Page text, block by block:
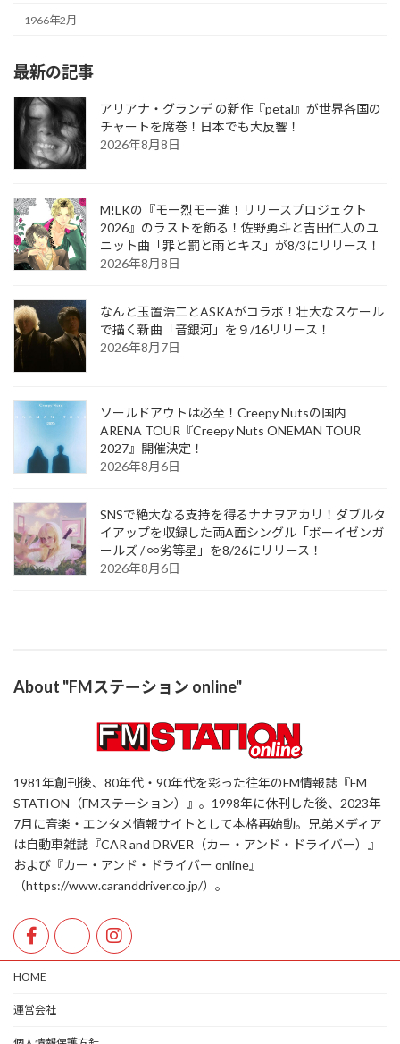
1966年2月
最新の記事
アリアナ・グランデ の新作『petal』が世界各国の
チャートを席巻！日本でも大反響！
2026年8月8日
M!LKの『モー烈モー進！リリースプロジェクト
2026』のラストを飾る！佐野勇斗と吉田仁人のユ
ニット曲「罪と罰と雨とキス」が8/3にリリース！
2026年8月8日
なんと玉置浩二とASKAがコラボ！壮大なスケール
で描く新曲「音銀河」を９/16リリース！
2026年8月7日
ソールドアウトは必至！Creepy Nutsの国内
ARENA TOUR『Creepy Nuts ONEMAN TOUR
2027』開催決定！
2026年8月6日
SNSで絶大なる支持を得るナナヲアカリ！ダブルタ
イアップを収録した両A面シングル「ボーイゼンガ
ールズ / ∞劣等星」を8/26にリリース！
2026年8月6日
About "FMステーション online"
1981年創刊後、80年代・90年代を彩った往年のFM情報誌『FM
STATION（FMステーション）』。1998年に休刊した後、2023年
7月に音楽・エンタメ情報サイトとして本格再始動。兄弟メディア
は自動車雑誌『CAR and DRVER（カー・アンド・ドライバー）』
および『カー・アンド・ドライバー online』
（https://www.caranddriver.co.jp/）。
HOME
運営会社